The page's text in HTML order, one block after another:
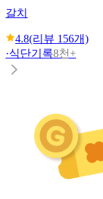
갈치
4.8(리뷰 156개)
·식단기록8천+